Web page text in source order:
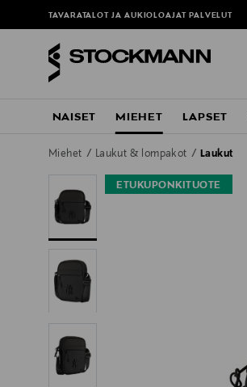
TAVARATALOT JA AUKIOLOAJAT PALVELUT
NAISET MIEHET LAPSET
Miehet Laukut & lompakot Laukut
ETUKUPONKITUOTE